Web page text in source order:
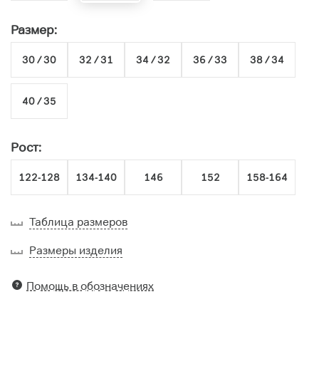
Размер:
30 / 30 32 / 31 34 / 32 36 / 33 38 / 34
40 / 35
Рост:
122-128 134-140 146 152 158-164
Таблица размеров
Размеры изделия
Помощь в обозначениях